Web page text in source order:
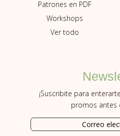
Patrones en PDF
Workshops
Ver todo
¡Suscribite para
promos antes